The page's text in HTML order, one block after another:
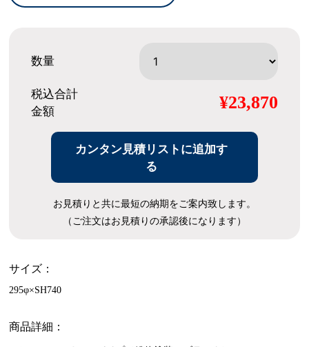
数量
税込合計
金額
¥23,870
カンタン見積リストに追加す
る
お見積りと共に最短の納期をご案内致します。
（ご注文はお見積りの承認後になります）
サイズ：
295φ×SH740
商品詳細：